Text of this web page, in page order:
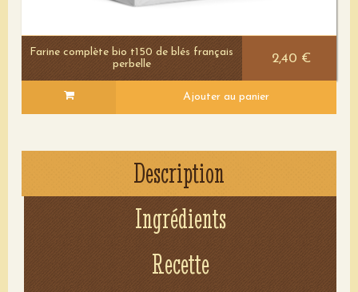
Voir le détail
Farine complète bio t150 de blés français
perbelle
2,40 €
Ajouter au panier
Description
Ingrédients
Recette